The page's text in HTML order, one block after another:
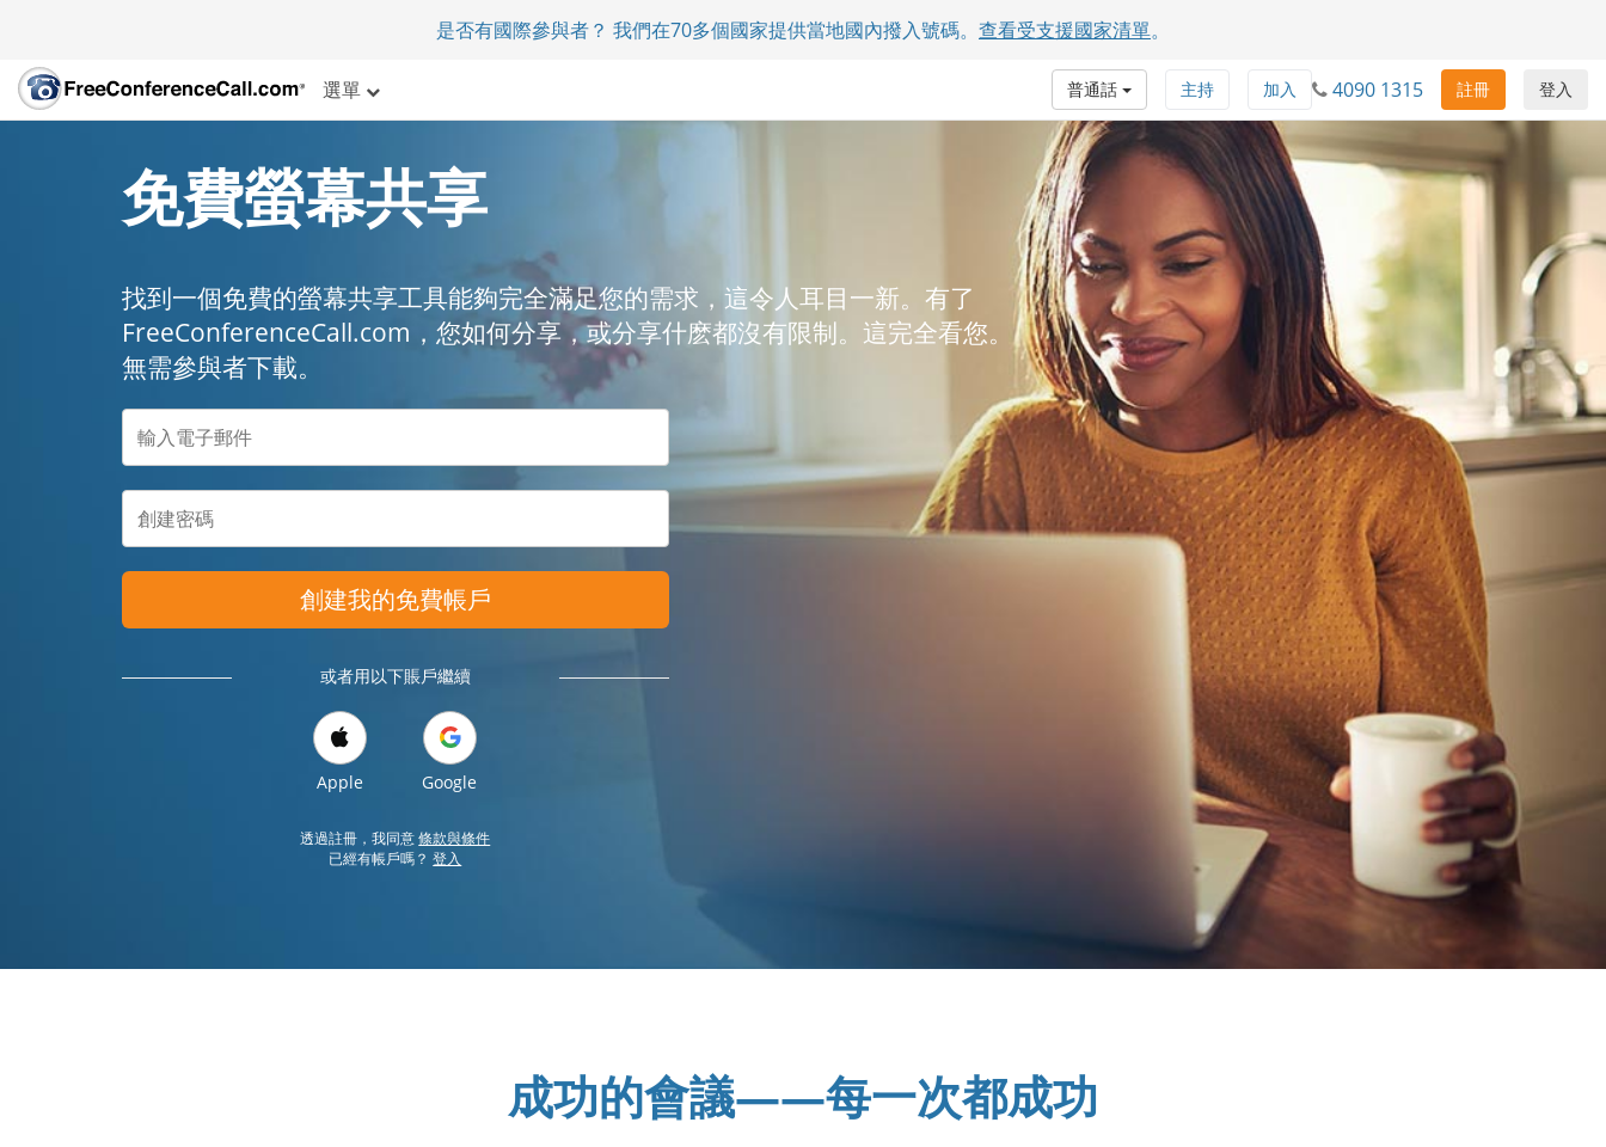
是否有國際參與者？ 我們在70多個國家提供當地國內撥入號碼。 查看受支援國家清單。
選單 登入
註冊
4090 1315
加入
主持
普通話
免費螢幕共享
找到一個免費的螢幕共享工具能夠完全滿足您的需求，這令人耳目一新。有了
FreeConferenceCall.com，您如何分享，或分享什麽都沒有限制。這完全看您。
無需參與者下載。
創建我的免費帳戶
或者用以下賬戶繼續
Apple Google
透過註冊，我同意條款與條件
已經有帳戶嗎？登入
成功的會議——每一次都成功